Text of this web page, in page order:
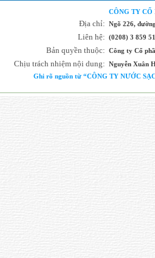
CÔNG TY CỔ
Địa chỉ: Ngõ 226,
Liên hệ: (0208) 3 859
Bản quyền thuộc: Công ty Cổ
Chịu trách nhiệm nội dung: Nguyễn Xuân
Ghi rõ nguồn từ “CÔNG TY NƯỚC